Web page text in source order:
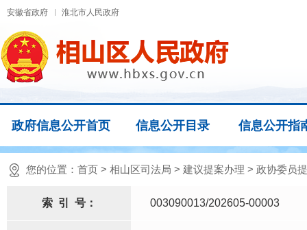
安徽省政府 淮北市人民政府
政府信息公开首页 信息公开目录 信息公开指
您的位置： 首页 > 相山区司法局 > 建议提案办理 > 政协委员
索 引 号： 003090013/202605-00003